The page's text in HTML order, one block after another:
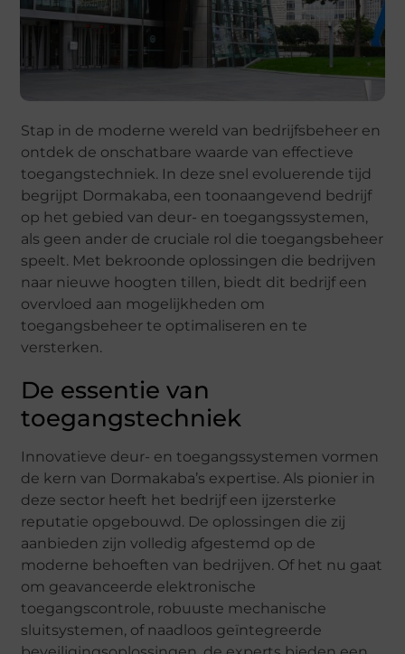
Stap in de moderne wereld van bedrijfsbeheer en
ontdek de onschatbare waarde van effectieve
toegangstechniek. In deze snel evoluerende tijd
begrijpt Dormakaba, een toonaangevend bedrijf
op het gebied van deur- en toegangssystemen,
als geen ander de cruciale rol die toegangsbeheer
speelt. Met bekroonde oplossingen die bedrijven
naar nieuwe hoogten tillen, biedt dit bedrijf een
overvloed aan mogelijkheden om
toegangsbeheer te optimaliseren en te
versterken.
De essentie van
toegangstechniek
Innovatieve deur- en toegangssystemen vormen
de kern van Dormakaba’s expertise. Als pionier in
deze sector heeft het bedrijf een ijzersterke
reputatie opgebouwd. De oplossingen die zij
aanbieden zijn volledig afgestemd op de
moderne behoeften van bedrijven. Of het nu gaat
om geavanceerde elektronische
toegangscontrole, robuuste mechanische
sluitsystemen, of naadloos geïntegreerde